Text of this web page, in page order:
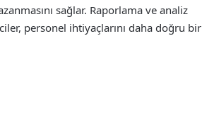
sağlar. Raporlama ve analiz
personel ihtiyaçlarını daha doğru bir